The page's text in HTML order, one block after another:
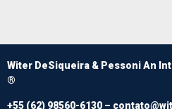
Witer DeSiqueira & Pessoni An
®
+55 (62) 98560-6130 –